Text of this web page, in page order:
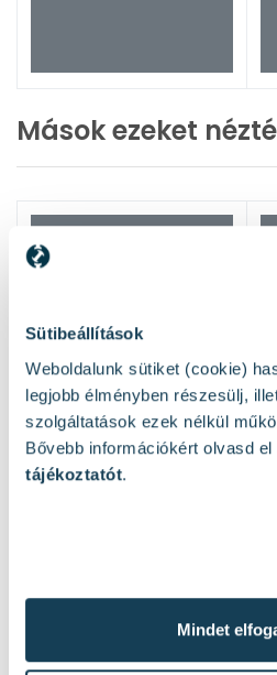
Sütibeállítások
Weboldalunk sütiket (cookie)
legjobb élményben részesülj,
szolgáltatások ezek nélkül
Bővebb információkért olvasd el
tájékoztatót.
Mindet
Mások ezeket
Hasonló termékek